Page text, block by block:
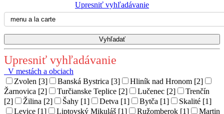
Upresniť vyhľadávanie
Upresniť vyhľadávanie
V mestách a obciach
Zvolen [3]
Banská Bystrica [3]
Hliník nad Hronom [2]
Žarnovica [2]
Turčianske Teplice [2] Lučenec [2]
Trenčín
[2]
Žilina [2] Šahy [1] Detva [1] Bytča [1]
Skalité [1]
Levice [1]
Liptovský Mikuláš [1] Ružomberok [1]
Martin